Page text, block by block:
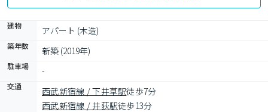
建物 アパート (木造)
築年数 新築 (2019年)
駐車場 -
交通 西武新宿線 / 下井草駅徒歩7分
西武新宿線 / 井荻駅徒歩13分